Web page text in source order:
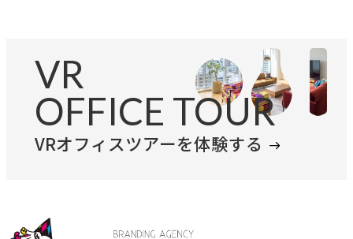
VR
OFFICE TOUR
VRオフィスツアーを体験する